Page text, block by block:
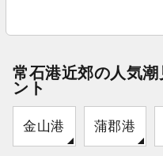
常石港近郊の人気
ント
金山港 蒲郡港